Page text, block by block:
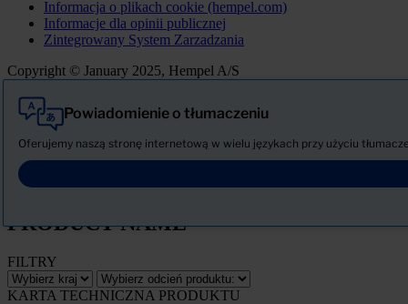
Informacja o plikach cookie (hempel.com)
Informacje dla opinii publicznej
Zintegrowany System Zarzadzania
Copyright © January 2025, Hempel A/S
Powiadomienie o tłumaczeniu
Oferujemy naszą stronę internetową w wielu językach przy użyciu
Wszystkie
Produkty
AKTUALNOŚCI
Pobierz Kartę charakterystyki
PRODUCT NAME
FILTRY
KARTA TECHNICZNA PRODUKTU